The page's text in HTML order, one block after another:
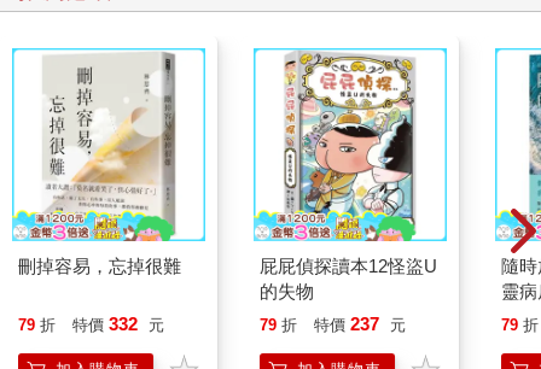
刪掉容易，忘掉很難
79 折 特價 332 元
屁屁偵探讀本12怪盜U
的失物
79 折 特價 237 元
隨
靈
分
79 折